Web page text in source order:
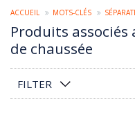
ACCUEIL MOTS-CLÉS
Produits
de chaussée
FILTER